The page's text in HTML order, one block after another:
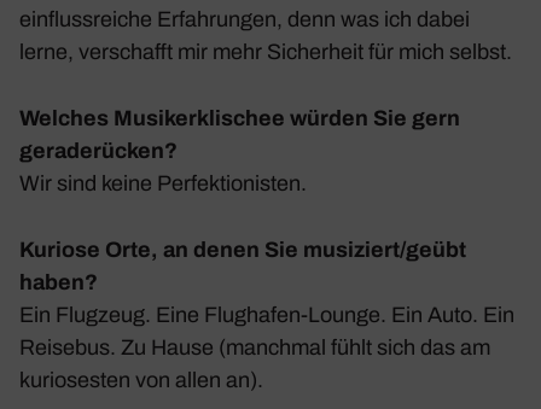
einfluss­reiche Erfah­rungen, denn was ich dabei
lerne, verschafft mir mehr Sicher­heit für mich selbst.
Welches Musikerklischee würden Sie gern
geraderücken?
Wir sind keine Perfek­tio­nisten.
Kuriose Orte, an denen Sie musiziert/geübt
haben?
Ein Flug­zeug. Eine Flug­hafen-Lounge. Ein Auto. Ein
Reisebus. Zu Hause (manchmal fühlt sich das am
kurio­sesten von allen an).